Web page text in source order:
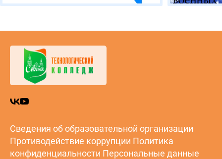
24.06.2024